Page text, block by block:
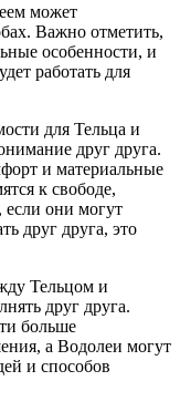
может
Важно отметить,
особенности, и
работать для
для Тельца и
друг друга.
и материальные
к свободе,
если они могут
друг друга, это
Тельцом и
друг друга.
больше
а Водолеи могут
и способов